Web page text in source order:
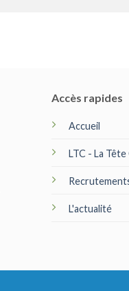
Accès rapides
Accueil
LTC - La
L'actualité